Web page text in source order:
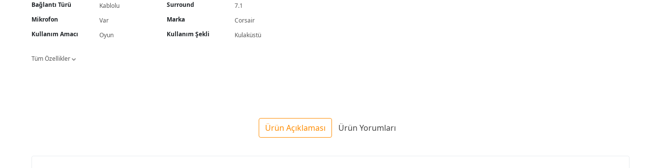
Bağlantı Türü
Kablolu Surround
7.1
Mikrofon
Var Marka
Corsair
Kullanım Amacı
Oyun Kullanım Şekli Kulaküstü
Tüm Özellikler
Ürün Açıklaması Ürün Yorumları